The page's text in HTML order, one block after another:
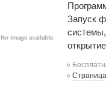
Запуск
»
»